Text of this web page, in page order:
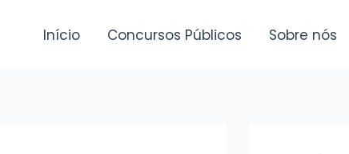
Início Concursos Públicos Sobre nós